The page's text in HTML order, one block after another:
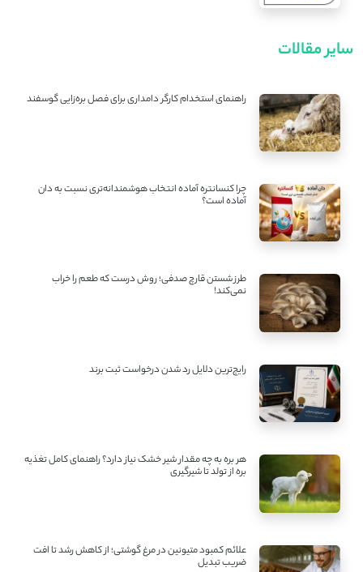
سایر مقالات
راهنمای استخدام کارگر دامداری برای فصل بره‌زایی گوسفند
چرا کنسانتره آماده انتخاب هوشمندانه‌تری نسبت به دان
آماده است؟
طرز شستن قارچ صدفی؛ روش درست که طعم را خراب
نمی‌کند!
رایج‌ترین دلایل رد شدن درخواست ثبت برند
هر بره به چه مقدار شیر خشک نیاز دارد؟ راهنمای کامل تغذیه
بره از تولد تا شیرگیری
علائم کمبود متیونین در مرغ گوشتی؛ از کاهش رشد تا افت
ضریب تبدیل